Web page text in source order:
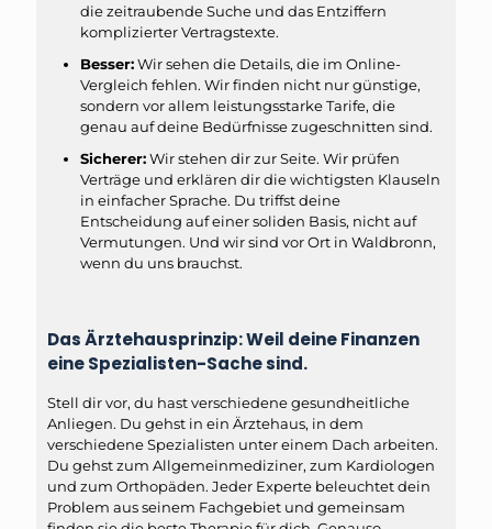
die zeitraubende Suche und das Entziffern
komplizierter Vertragstexte.
Besser:Wir sehen die Details, die im Online-
Vergleich fehlen. Wir finden nicht nur günstige,
sondern vor allem leistungsstarke Tarife, die
genau auf deine Bedürfnisse zugeschnitten sind.
Sicherer:Wir stehen dir zur Seite. Wir prüfen
Verträge und erklären dir die wichtigsten Klauseln
in einfacher Sprache. Du triffst deine
Entscheidung auf einer soliden Basis, nicht auf
Vermutungen. Und wir sind vor Ort in Waldbronn,
wenn du uns brauchst.
Das Ärztehausprinzip: Weil deine Finanzen
eine Spezialisten-Sache sind.
Stell dir vor, du hast verschiedene gesundheitliche
Anliegen. Du gehst in ein Ärztehaus, in dem
verschiedene Spezialisten unter einem Dach arbeiten.
Du gehst zum Allgemeinmediziner, zum Kardiologen
und zum Orthopäden. Jeder Experte beleuchtet dein
Problem aus seinem Fachgebiet und gemeinsam